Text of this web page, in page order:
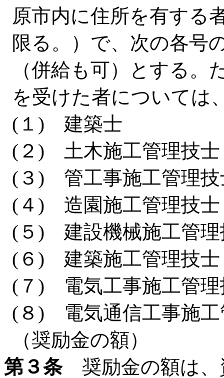
原市内に住所を有する
限る。）で、次の各号
（併給も可）とする。
を受けた者については
(１) 建築士
(２) 土木施工管理技士
(３) 管工事施工管理技
(４) 造園施工管理技士
(５) 建設機械施工管理
(６) 建築施工管理技士
(７) 電気工事施工管理
(８) 電気通信工事施工
（奨励金の額）
第３条奨励金の額は、